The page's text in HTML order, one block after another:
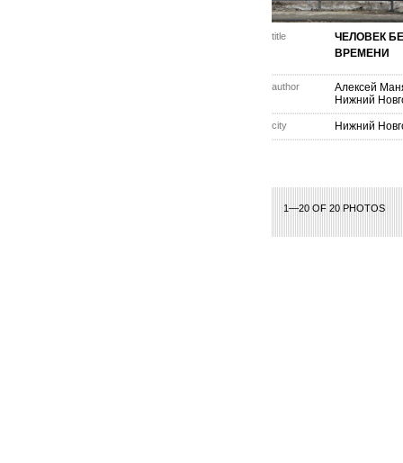
title
ЧЕЛОВЕК
ВРЕМЕНИ
author
Алексей
Нижний
city Нижний
1—20 OF 20 PHOTOS